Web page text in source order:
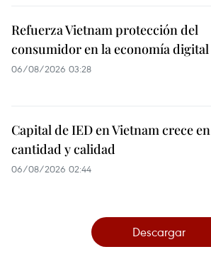
Refuerza Vietnam protección del
consumidor en la economía digital
06/08/2026 03:28
Capital de IED en Vietnam crece en
cantidad y calidad
06/08/2026 02:44
Descargar